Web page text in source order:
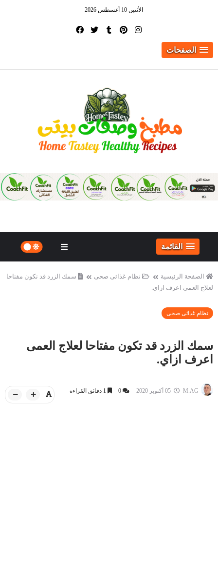
الأثنين 10 أغسطس 2026
الصفحات
القائمة
الصفحة الرئيسية نظام غذائى صحى
سمك الزرد قد تكون مفتاحا
لعلاج العمى اعرف ازاي.
نظام غذائى صحى
سمك الزرد قد تكون مفتاحا لعلاج العمى
اعرف ازاي.
M.AG
0
1 دقائق القراءة